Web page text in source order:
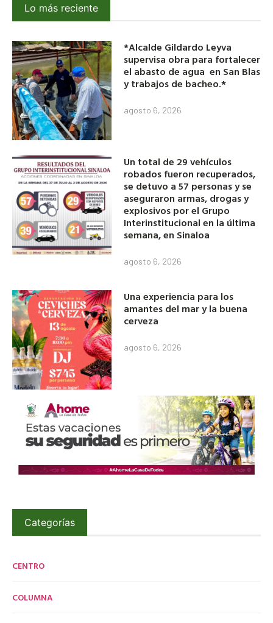
Lo más reciente
*Alcalde Gildardo Leyva
supervisa obra para fortalecer
el abasto de agua en San Blas
y trabajos de bacheo.*
agosto 6, 2026
Un total de 29 vehículos
robados fueron recuperados,
se detuvo a 57 personas y se
aseguraron armas, drogas y
explosivos por el Grupo
Interinstitucional en la última
semana, en Sinaloa
agosto 6, 2026
Una experiencia para los
amantes del mar y la buena
cerveza
agosto 6, 2026
Categorías
CENTRO
COLUMNA